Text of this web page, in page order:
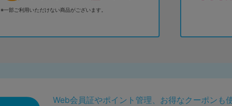
※一部ご利用いただけない商品がございます。
Web会員証やポイント管理、お得なクーポンも